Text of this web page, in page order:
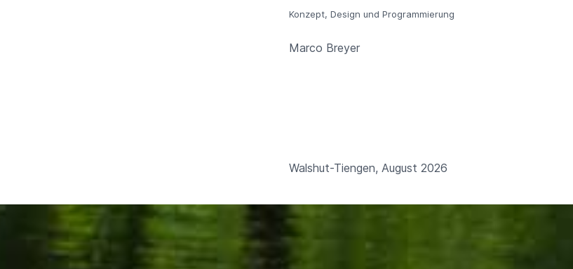
Konzept, Design und Programmierung
Marco Breyer
Walshut-Tiengen, August 2026